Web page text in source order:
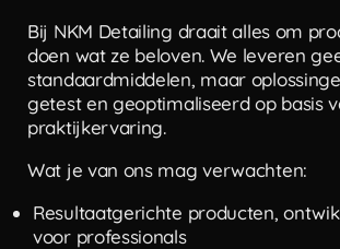
Bij NKM Detailing draait alles om
doen wat ze beloven. We leveren
standaardmiddelen, maar
getest en geoptimaliseerd op basis
praktijkervaring.
Wat je van ons mag verwachten:
Resultaatgerichte producten,
voor professionals